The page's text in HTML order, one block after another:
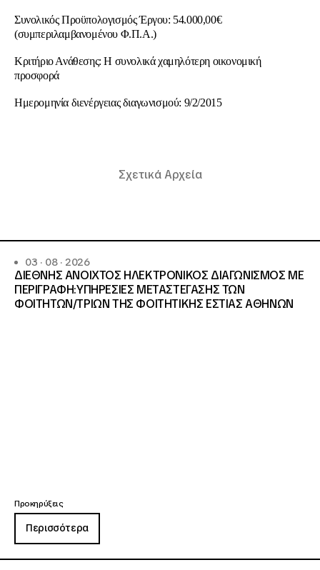
Συνολικός Προϋπολογισμός Έργου: 54.000,00€
(συμπεριλαμβανομένου Φ.Π.Α.)
Κριτήριο Ανάθεσης: Η συνολικά χαμηλότερη οικονομική
προσφορά
Ημερομηνία διενέργειας διαγωνισμού: 9/2/2015
Σχετικά Αρχεία
03 · 08 · 2026
ΔΙΕΘΝΗΣ ΑΝΟΙΧΤΟΣ ΗΛΕΚΤΡΟΝΙΚΟΣ ΔΙΑΓΩΝΙΣΜΟΣ ΜΕ
ΠΕΡΙΓΡΑΦΗ:ΥΠΗΡΕΣΙΕΣ METAΣΤΕΓΑΣΗΣ ΤΩΝ
ΦΟΙΤΗΤΩΝ/ΤΡΙΩΝ ΤΗΣ ΦΟΙΤΗΤΙΚΗΣ ΕΣΤΙΑΣ ΑΘΗΝΩΝ
Προκηρύξεις
Περισσότερα